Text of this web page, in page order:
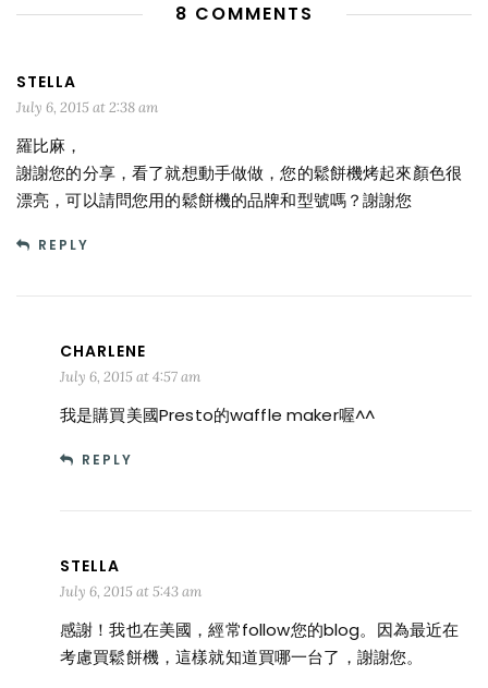
8 COMMENTS
STELLA
July 6, 2015 at 2:38 am
羅比麻，
謝謝您的分享，看了就想動手做做，您的鬆餅機烤起來顏色很
漂亮，可以請問您用的鬆餅機的品牌和型號嗎？謝謝您
REPLY
CHARLENE
July 6, 2015 at 4:57 am
我是購買美國Presto的waffle maker喔^^
REPLY
STELLA
July 6, 2015 at 5:43 am
感謝！我也在美國，經常follow您的blog。因為最近在
考慮買鬆餅機，這樣就知道買哪一台了，謝謝您。